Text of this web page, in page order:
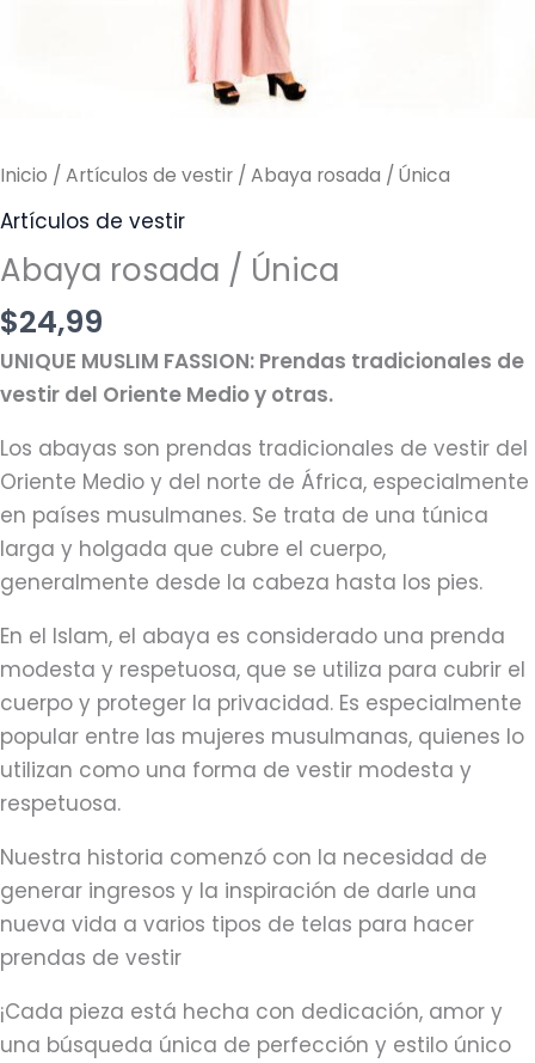
Inicio / Artículos de vestir / Abaya rosada / Única
Artículos de vestir
Abaya rosada / Única
$24,99
UNIQUE MUSLIM FASSION: Prendas tradicionales de
vestir del Oriente Medio y otras.
Los abayas son prendas tradicionales de vestir del
Oriente Medio y del norte de África, especialmente
en países musulmanes. Se trata de una túnica
larga y holgada que cubre el cuerpo,
generalmente desde la cabeza hasta los pies.
En el Islam, el abaya es considerado una prenda
modesta y respetuosa, que se utiliza para cubrir el
cuerpo y proteger la privacidad. Es especialmente
popular entre las mujeres musulmanas, quienes lo
utilizan como una forma de vestir modesta y
respetuosa.
Nuestra historia comenzó con la necesidad de
generar ingresos y la inspiración de darle una
nueva vida a varios tipos de telas para hacer
prendas de vestir
¡Cada pieza está hecha con dedicación, amor y
una búsqueda única de perfección y estilo único